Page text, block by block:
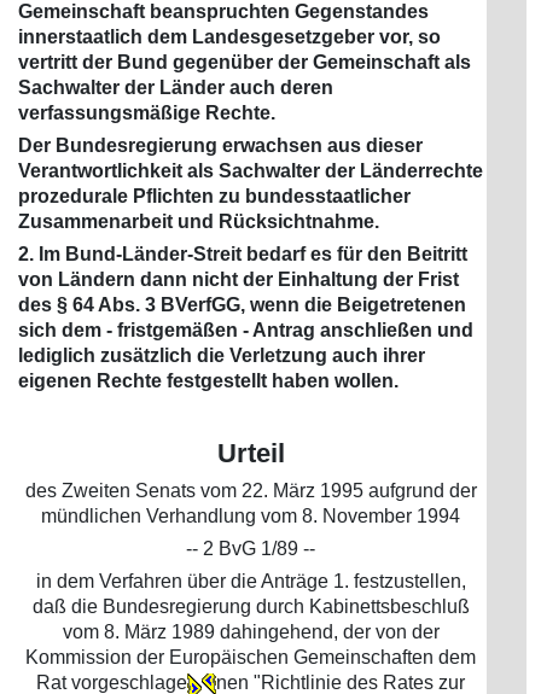
Gemeinschaft beanspruchten Gegenstandes
innerstaatlich dem Landesgesetzgeber vor, so
vertritt der Bund gegenüber der Gemeinschaft als
Sachwalter der Länder auch deren
verfassungsmäßige Rechte.
Der Bundesregierung erwachsen aus dieser
Verantwortlichkeit als Sachwalter der Länderrechte
prozedurale Pflichten zu bundesstaatlicher
Zusammenarbeit und Rücksichtnahme.
2. Im Bund-Länder-Streit bedarf es für den Beitritt
von Ländern dann nicht der Einhaltung der Frist
des § 64 Abs. 3 BVerfGG, wenn die Beigetretenen
sich dem - fristgemäßen - Antrag anschließen und
lediglich zusätzlich die Verletzung auch ihrer
eigenen Rechte festgestellt haben wollen.
Urteil
des Zweiten Senats vom 22. März 1995 aufgrund der
mündlichen Verhandlung vom 8. November 1994
-- 2 BvG 1/89 --
in dem Verfahren über die Anträge 1. festzustellen,
daß die Bundesregierung durch Kabinettsbeschluß
vom 8. März 1989 dahingehend, der von der
Kommission der Europäischen Gemeinschaften dem
Rat vorgeschlage
nen "Richtlinie des Rates zur